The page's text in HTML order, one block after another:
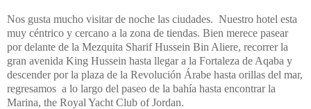
Nos gusta mucho visitar de noche las ciudades. Nuestro hotel esta
muy céntrico y cercano a la zona de tiendas. Bien merece pasear
por delante de la Mezquita Sharif Hussein Bin Aliere, recorrer la
gran avenida King Hussein hasta llegar a la Fortaleza de Aqaba y
descender por la plaza de la Revolución Árabe hasta orillas del mar,
regresamos a lo largo del paseo de la bahía hasta encontrar la
Marina, the Royal Yacht Club of Jordan.